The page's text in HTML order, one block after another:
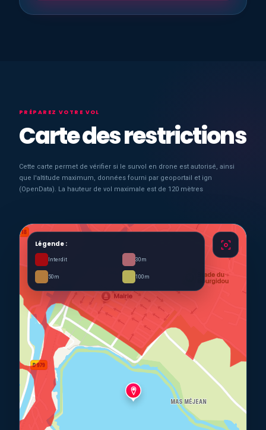
PRÉPAREZ VOTRE VOL
Carte des restrictions
Cette carte permet de vérifier si le survol en drone est autorisé, ainsi
que l'altitude maximum, données fourni par geoportail et ign
(OpenData). La hauteur de vol maximale est de 120 mètres
Légende :
Interdit 30m
50m 100m